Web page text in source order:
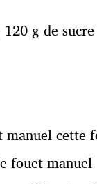
g de
manuel cette
fouet manuel